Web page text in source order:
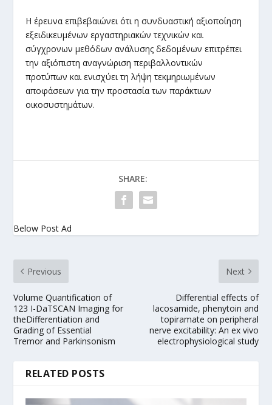
Η έρευνα επιβεβαιώνει ότι η συνδυαστική αξιοποίηση
εξειδικευμένων εργαστηριακών τεχνικών και
σύγχρονων μεθόδων ανάλυσης δεδομένων επιτρέπει
την αξιόπιστη αναγνώριση περιβαλλοντικών
προτύπων και ενισχύει τη λήψη τεκμηριωμένων
αποφάσεων για την προστασία των παράκτιων
οικοσυστημάτων.
SHARE:
Below Post Ad
Previous
Volume Quantification of
123 I-DaTSCAN Imaging for
theDifferentiation and
Grading of Essential
Tremor and Parkinsonism
Next
Differential effects of
lacosamide, phenytoin and
topiramate on peripheral
nerve excitability: An ex vivo
electrophysiological study
RELATED POSTS